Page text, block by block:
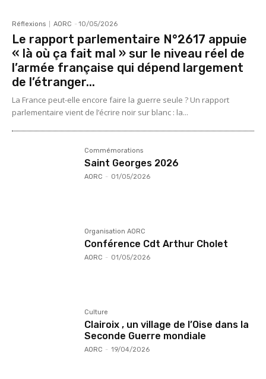
Réflexions AORC - 10/05/2026
Le rapport parlementaire N°2617 appuie
« là où ça fait mal » sur le niveau réel de
l’armée française qui dépend largement
de l’étranger...
La France peut-elle encore faire la guerre seule ? Un rapport
parlementaire vient de l’écrire noir sur blanc : la...
Commémorations
Saint Georges 2026
AORC - 01/05/2026
Organisation AORC
Conférence Cdt Arthur Cholet
AORC - 01/05/2026
Culture
Clairoix , un village de l’Oise dans la
Seconde Guerre mondiale
AORC - 19/04/2026